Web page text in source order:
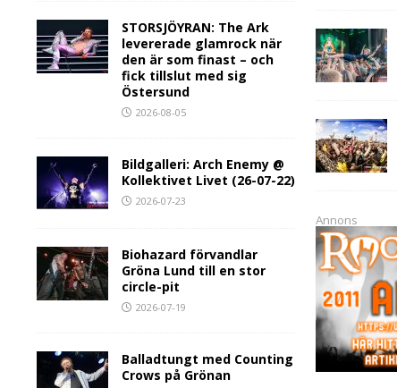
STORSJÖYRAN: The Ark
levererade glamrock när
den är som finast – och
fick tillslut med sig
Östersund
2026-08-05
Bildgalleri: Arch Enemy @
Kollektivet Livet (26-07-22)
2026-07-23
Biohazard förvandlar
Gröna Lund till en stor
circle-pit
2026-07-19
Balladtungt med Counting
Crows på Grönan
Annons